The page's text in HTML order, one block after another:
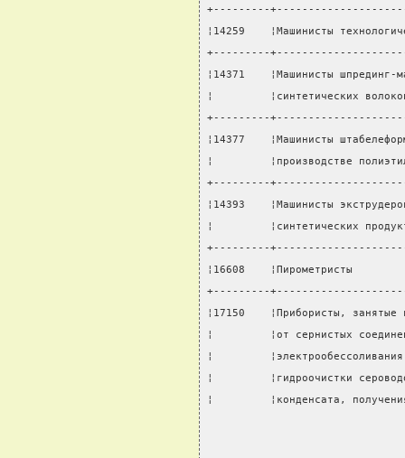
+---------
¦14259    ¦Машинисты
+---------
¦14371    ¦Машинисты
¦         ¦синтетических
+---------
¦14377    ¦Машинисты
¦         ¦производстве
+---------
¦14393    ¦Машинисты
¦         ¦синтетических
+---------
¦16608
+---------
¦17150    ¦Прибористы,
¦         ¦от сернистых
¦
¦         ¦гидроочистки
¦         ¦конденсата,